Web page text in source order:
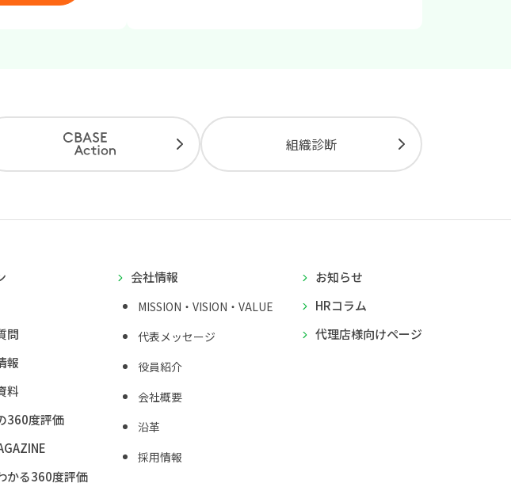
組織診断
問
報
料
360度評価
かる360度評価
会社情報
MISSION・VISION・VALUE
代表メッセージ
役員紹介
会社概要
沿革
採用情報
お知らせ
HRコラム
代理店様向けページ